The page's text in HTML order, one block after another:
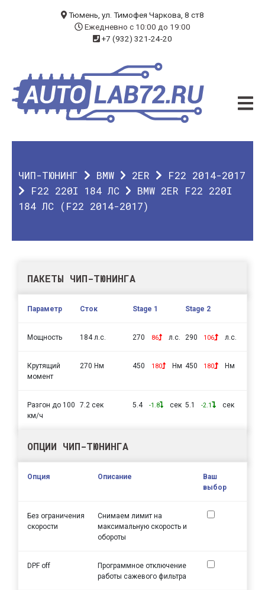
ЧИП-ТЮНИНГ
ДИАГНОСТИКА
О КОМПАНИИ
Тюмень, ул. Тимофея Чаркова, 8 ст8
Ежедневно с 10:00 до 19:00
+7 (932) 321-24-20
ЧИП-ТЮНИНГ BMW 2ER
F22 2014-2017
F22 220I 184 ЛС
BMW 2ER F22 220I
184 ЛС (F22 2014-2017)
ПАКЕТЫ ЧИП-ТЮНИНГА
Параметр Сток Stage 1 Stage 2
Мощность 184 л.с. 270 86 л.с. 290 106 л.с.
Крутящий
момент
270 Нм 450 180 Нм 450 180 Нм
Разгон до 100
км/ч
7.2 сек 5.4 -1.8 сек 5.1 -2.1 сек
ОПЦИИ ЧИП-ТЮНИНГА
Опция Описание
Ваш
выбор
Без ограничения
скорости
Снимаем лимит на
максимальную скорость и
обороты
DPF off
Программное отключение
работы сажевого фильтра